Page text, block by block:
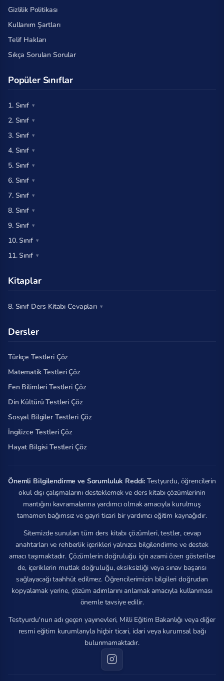
Gizlilik Politikası
Kullanım Şartları
Telif Hakları
Sıkça Sorulan Sorular
Popüler Sınıflar
1. Sınıf
2. Sınıf
3. Sınıf
4. Sınıf
5. Sınıf
6. Sınıf
7. Sınıf
8. Sınıf
9. Sınıf
10. Sınıf
11. Sınıf
Kitaplar
8. Sınıf Ders Kitabı Cevapları
Dersler
Türkçe Testleri Çöz
Matematik Testleri Çöz
Fen Bilimleri Testleri Çöz
Din Kültürü Testleri Çöz
Sosyal Bilgiler Testleri Çöz
İngilizce Testleri Çöz
Hayat Bilgisi Testleri Çöz
Önemli Bilgilendirme ve Sorumluluk Reddi: Testyurdu, öğrencilerin
okul dışı çalışmalarını desteklemek ve ders kitabı çözümlerinin
mantığını kavramalarına yardımcı olmak amacıyla kurulmuş
tamamen bağımsız ve gayri ticari bir yardımcı eğitim kaynağıdır.
Sitemizde sunulan tüm ders kitabı çözümleri, testler, cevap
anahtarları ve rehberlik içerikleri yalnızca bilgilendirme ve destek
amacı taşımaktadır. Çözümlerin doğruluğu için azami özen gösterilse
de, içeriklerin mutlak doğruluğu, eksiksizliği veya sınav başarısı
sağlayacağı taahhüt edilmez. Öğrencilerimizin bilgileri doğrudan
kopyalamak yerine, çözüm adımlarını anlamak amacıyla kullanması
önemle tavsiye edilir.
Testyurdu'nun adı geçen yayınevleri, Milli Eğitim Bakanlığı veya diğer
resmi eğitim kurumlarıyla hiçbir ticari, idari veya kurumsal bağı
bulunmamaktadır.